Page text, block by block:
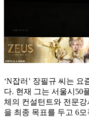
‘N잡러’ 장필규 씨는
다. 현재 그는 서울시50
체의 컨설턴트와 전문
을 최종 목표를 두고 6